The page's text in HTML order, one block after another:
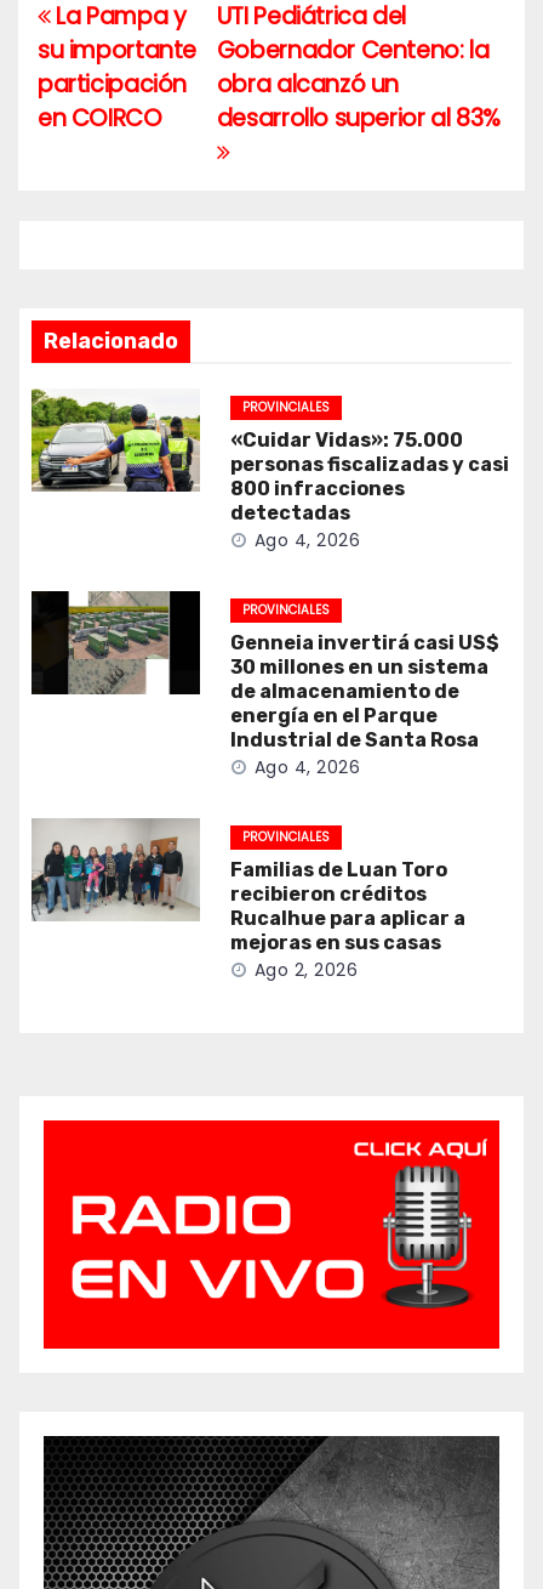
Navegación
de
entradas
UTI Pediátrica del
Gobernador Centeno: la
obra alcanzó un
desarrollo superior al 83%
La Pampa y
su importante
participación
en COIRCO
Relacionado
PROVINCIALES
«Cuidar Vidas»: 75.000
personas fiscalizadas y casi
800 infracciones
detectadas
Ago 4, 2026
PROVINCIALES
Genneia invertirá casi US$
30 millones en un sistema
de almacenamiento de
energía en el Parque
Industrial de Santa Rosa
Ago 4, 2026
PROVINCIALES
Familias de Luan Toro
recibieron créditos
Rucalhue para aplicar a
mejoras en sus casas
Ago 2, 2026